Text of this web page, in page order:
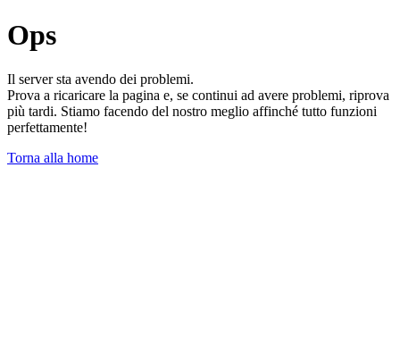
Ops
Il server sta avendo dei problemi.
Prova a ricaricare la pagina e, se continui ad avere problemi, riprova
più tardi. Stiamo facendo del nostro meglio affinché tutto funzioni
perfettamente!
Torna alla home